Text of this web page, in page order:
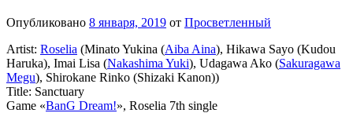
Опубликовано 8 января, 2019 от Просветленный
Artist: Roselia (Minato Yukina (Aiba Aina), Hikawa Sayo (Kudou
Haruka), Imai Lisa (Nakashima Yuki), Udagawa Ako (Sakuragawa
Megu), Shirokane Rinko (Shizaki Kanon))
Title: Sanctuary
Game «BanG Dream!», Roselia 7th single